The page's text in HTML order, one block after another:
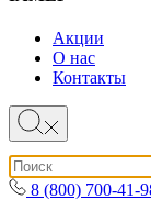
Акции
О нас
Контакты
8 (800) 700-41-